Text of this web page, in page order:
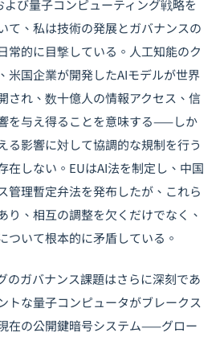
び量子コンピューティング戦略を
て、私は技術の発展とガバナンスの
常的に目撃している。人工知能のク
米国企業が開発したAIモデルが世界
され、数十億人の情報アクセス、信
を与え得ることを意味する——しか
る影響に対して協調的な規制を行う
在しない。EUはAI法を制定し、中国
管理暫定弁法を発布したが、これら
り、相互の調整を欠くだけでなく、
ついて根本的に矛盾している。
のガバナンス課題はさらに深刻であ
トな量子コンピュータがブレークス
在の公開鍵暗号システム——グロー